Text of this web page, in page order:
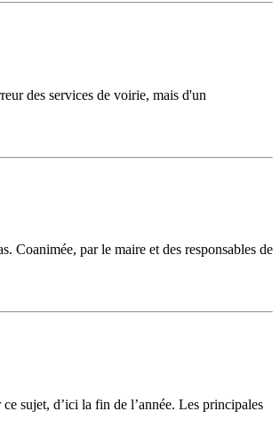
des services de voirie, mais d'un
Coanimée, par le maire et des responsables de
sujet, d’ici la fin de l’année. Les principales